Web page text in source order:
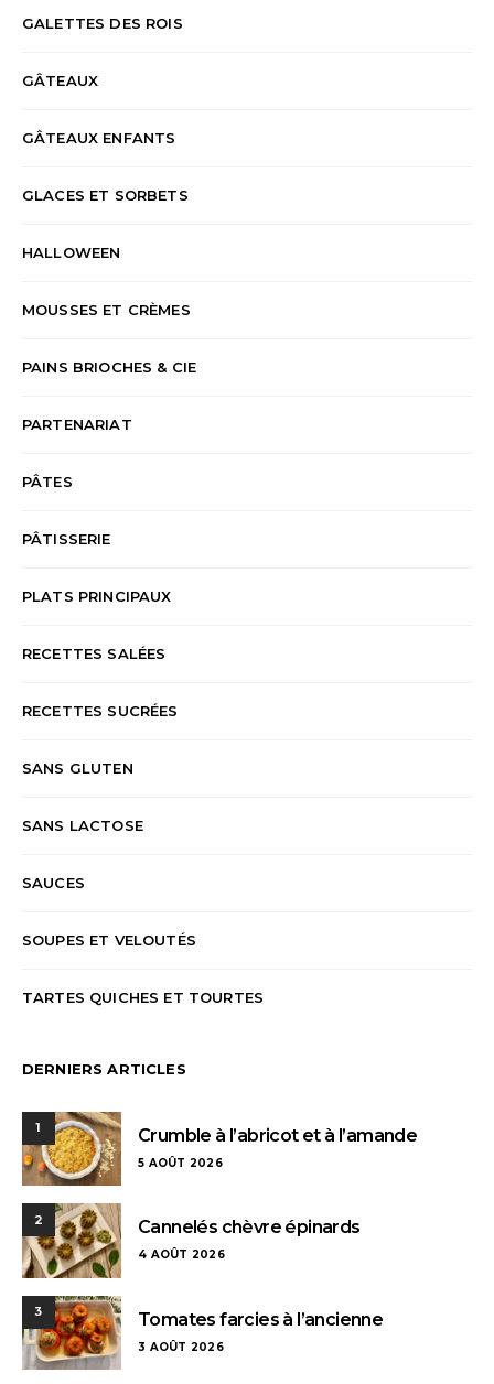
GALETTES DES ROIS
GÂTEAUX
GÂTEAUX ENFANTS
GLACES ET SORBETS
HALLOWEEN
MOUSSES ET CRÈMES
PAINS BRIOCHES & CIE
PARTENARIAT
PÂTES
PÂTISSERIE
PLATS PRINCIPAUX
RECETTES SALÉES
RECETTES SUCRÉES
SANS GLUTEN
SANS LACTOSE
SAUCES
SOUPES ET VELOUTÉS
TARTES QUICHES ET TOURTES
DERNIERS ARTICLES
1 Crumble à l’abricot et à l’amande
5 AOÛT 2026
2 Cannelés chèvre épinards
4 AOÛT 2026
3 Tomates farcies à l’ancienne
3 AOÛT 2026